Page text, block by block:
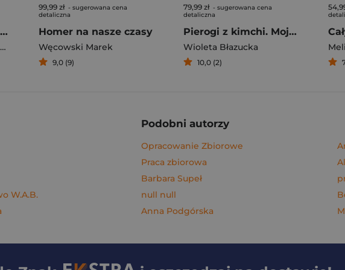
Rafał Majka. Zawsze z przodu. Rozmawia Tomasz Kalemba - książka z autografem
99,99 zł - sugerowana cena
detaliczna
Homer na nasze czasy
Węcowski Marek
9,0 (9)
79,99 zł - sugerowana cena
detaliczna
Pierogi z kimchi. Moje ulubione azjatyckie przepisy - książka z autografem
Wioleta Błazucka
10,0 (2)
W.A.B.
Podobni autorzy
Opracowanie Zbiorowe
Praca zbiorowa
Barbara Supeł
null null
Anna Podgórska